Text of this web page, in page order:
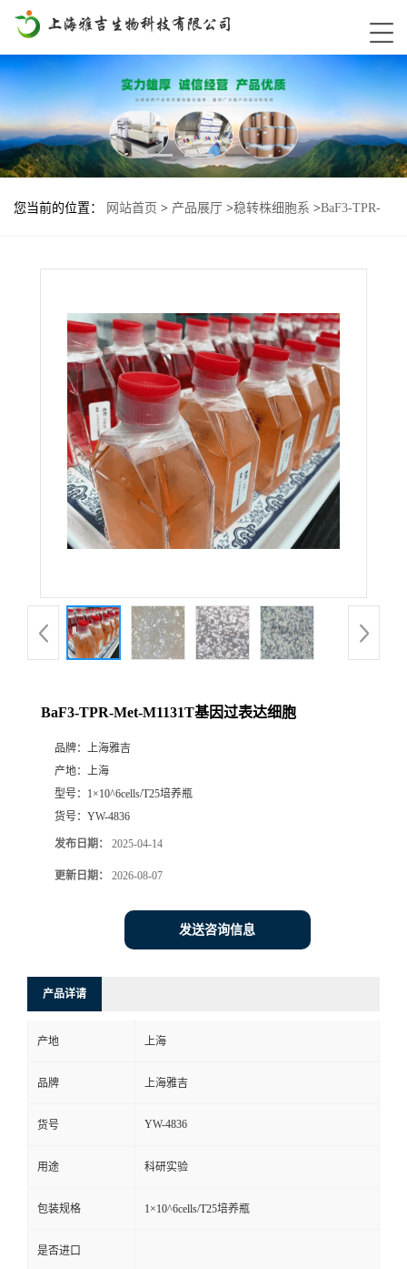
您当前的位置： 网站首页 > 产品展厅 >稳转株细胞系 >BaF3-TPR-
BaF3-TPR-Met-M1131T基因过表达细胞
品牌： 上海雅吉
产地： 上海
型号： 1×10^6cells/T25培养瓶
货号： YW-4836
发布日期： 2025-04-14
更新日期： 2026-08-07
发送咨询信息
产品详请
产地 上海
品牌 上海雅吉
货号 YW-4836
用途 科研实验
包装规格 1×10^6cells/T25培养瓶
是否进口